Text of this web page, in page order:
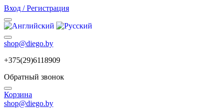
Вход / Регистрация
shop@diego.by
+375(29)6118909
Обратный звонок
Корзина
shop@diego.by